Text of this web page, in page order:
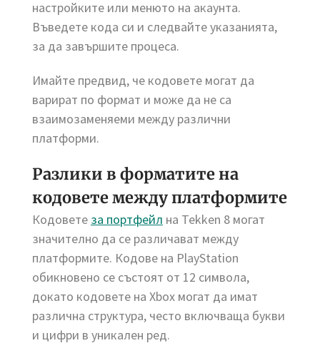
настройките или менюто на акаунта.
Въведете кода си и следвайте указанията,
за да завършите процеса.
Имайте предвид, че кодовете могат да
варират по формат и може да не са
взаимозаменяеми между различни
платформи.
Разлики в форматите на
кодовете между платформите
Кодовете за портфейл на Tekken 8 могат
значително да се различават между
платформите. Кодове на PlayStation
обикновено се състоят от 12 символа,
докато кодовете на Xbox могат да имат
различна структура, често включваща букви
и цифри в уникален ред.